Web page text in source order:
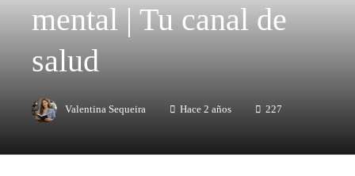
mental | Tu canal de
salud
Valentina Sequeira Hace 2 años 227